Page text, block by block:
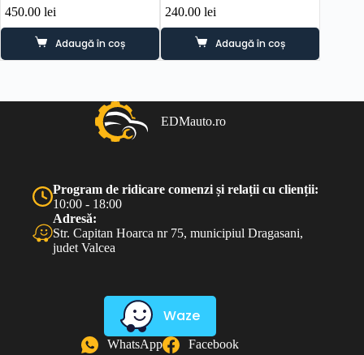
450.00 lei
Adaugă în coș
240.00lei
Adaugă în coș
EDMauto.ro
Program de ridicare comenzi și relații cu clienții:
10:00 - 18:00
Adresă:
Str. Capitan Hoarca nr 75, municipiul Dragasani,
judet Valcea
Waze
WhatsApp Facebook